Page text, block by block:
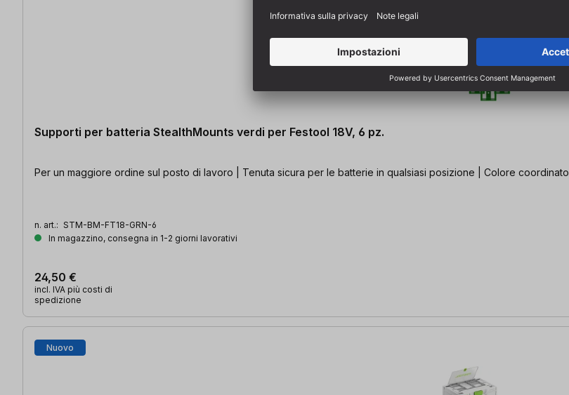
Supporti per batteria StealthMounts verdi per Festool 18V, 6 pz.
Per un maggiore ordine sul posto di lavoro | Tenuta sicura per le batterie in qualsiasi posizione | Colore coordinato
n. art.: STM-BM-FT18-GRN-6
In magazzino, consegna in 1-2 giorni lavorativi
24,50 €
incl. IVA più costi di
spedizione
Nuovo